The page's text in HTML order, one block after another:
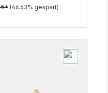
€* (46.63% gespart)